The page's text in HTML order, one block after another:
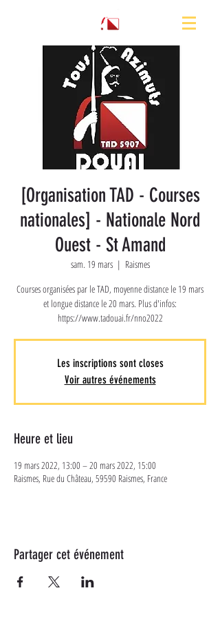
[Organisation TAD - Courses
nationales] - Nationale Nord
Ouest - St Amand
sam. 19 mars
  |
Raismes
Courses organisées par le TAD, moyenne distance le 19 mars
et longue distance le 20 mars. Plus d'infos:
https://www.tadouai.fr/nno2022
Les inscriptions sont closes
Voir autres événements
Heure et lieu
19 mars 2022, 13:00 – 20 mars 2022, 15:00
Raismes, Rue du Château, 59590 Raismes, France
Partager cet événement